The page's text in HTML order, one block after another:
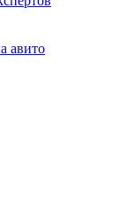
авито